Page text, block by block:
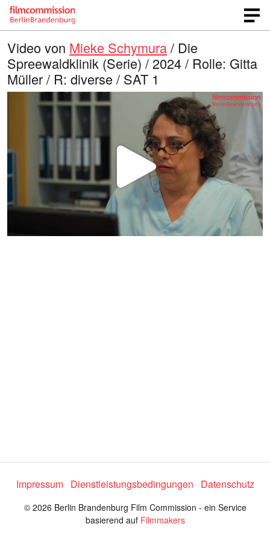
Video von Mieke Schymura/ Die
Spreewaldklinik (Serie) / 2024 / Rolle: Gitta
Müller / R: diverse / SAT 1
V
i
s
p
Impressum Dienstleistungsbedingungen Datenschutz
© 2026 Berlin Brandenburg Film Commission - ein Service
basierend auf Filmmakers